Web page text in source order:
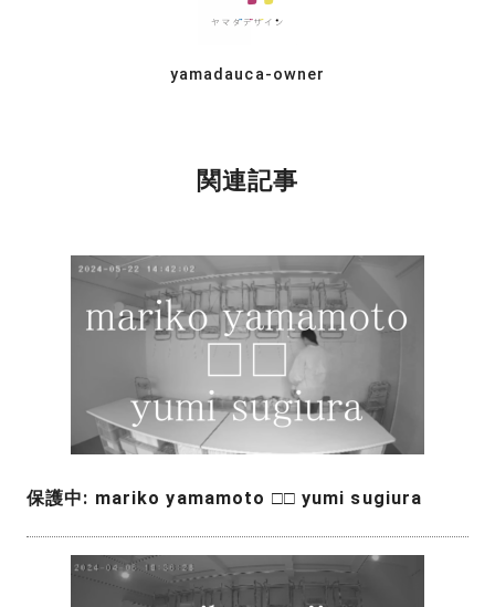
yamadauca-owner
関連記事
保護中: mariko yamamoto □□ yumi sugiura